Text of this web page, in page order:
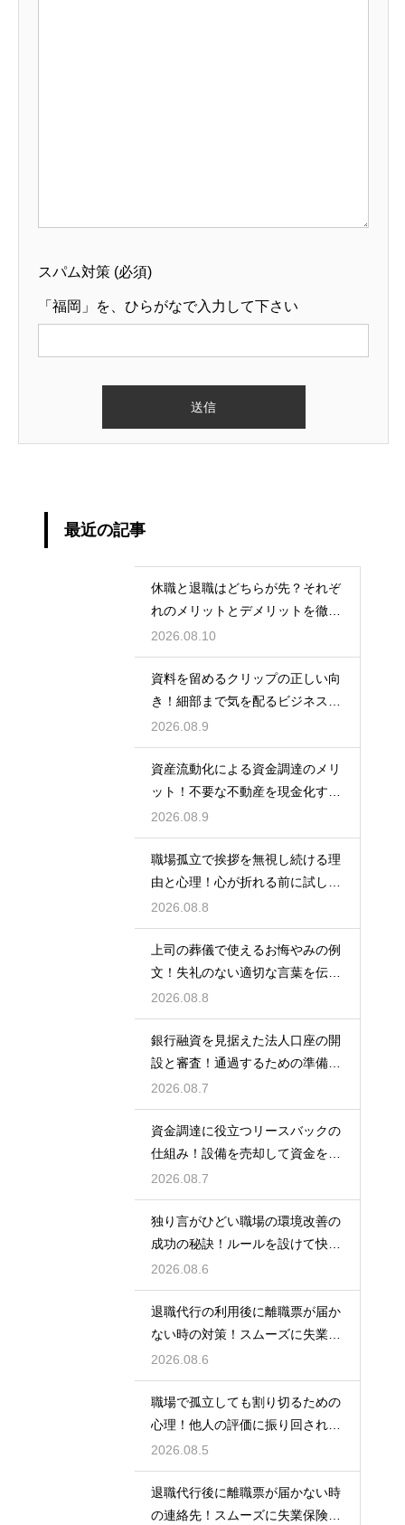
スパム対策 (必須)
「福岡」を、ひらがなで入力して下さい
最近の記事
休職と退職はどちらが先？それぞ
れのメリットとデメリットを徹底
解説
2026.08.10
資料を留めるクリップの正しい向
き！細部まで気を配るビジネスマ
ナーの基本
2026.08.9
資産流動化による資金調達のメリ
ット！不要な不動産を現金化する
仕組み
2026.08.9
職場孤立で挨拶を無視し続ける理
由と心理！心が折れる前に試した
い関係改善策
2026.08.8
上司の葬儀で使えるお悔やみの例
文！失礼のない適切な言葉を伝え
る例文
2026.08.8
銀行融資を見据えた法人口座の開
設と審査！通過するための準備と
ポイント
2026.08.7
資金調達に役立つリースバックの
仕組み！設備を売却して資金を得
る方法
2026.08.7
独り言がひどい職場の環境改善の
成功の秘訣！ルールを設けて快適
な空間を作る
2026.08.6
退職代行の利用後に離職票が届か
ない時の対策！スムーズに失業保
険をもらう
2026.08.6
職場で孤立しても割り切るための
心理！他人の評価に振り回されな
いための術
2026.08.5
退職代行後に離職票が届かない時
の連絡先！スムーズに失業保険を